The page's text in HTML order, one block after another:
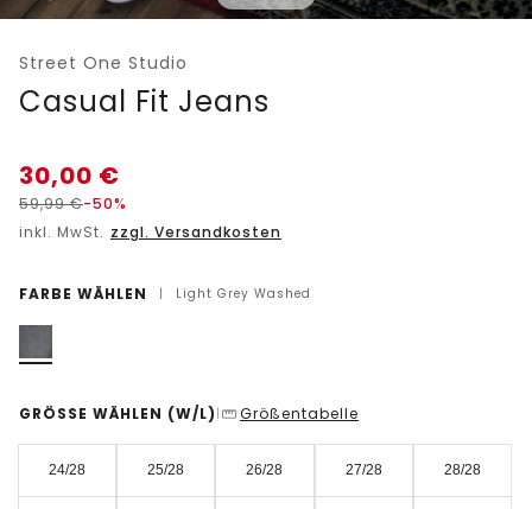
Street One Studio
Casual Fit Jeans
30,00 €
59,99€-50%
inkl. MwSt. zzgl. Versandkosten
FARBE WÄHLEN | Light Grey Washed
GRÖSSE WÄHLEN (W/L) | Größentabelle
24/28 25/28 26/28 27/28 28/28